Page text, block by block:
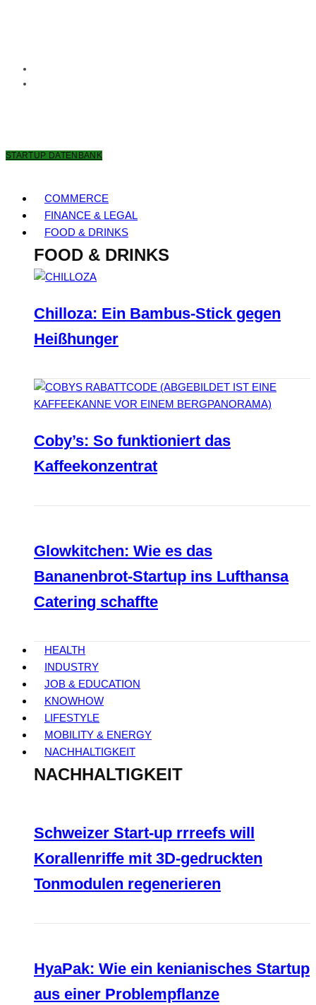
STARTUP DATENBANK
COMMERCE
FINANCE & LEGAL
FOOD & DRINKS
FOOD & DRINKS
Chilloza: Ein Bambus-Stick gegen
Heißhunger
Coby’s: So funktioniert das
Kaffeekonzentrat
Glowkitchen: Wie es das
Bananenbrot-Startup ins Lufthansa
Catering schaffte
HEALTH
INDUSTRY
JOB & EDUCATION
KNOWHOW
LIFESTYLE
MOBILITY & ENERGY
NACHHALTIGKEIT
NACHHALTIGKEIT
Schweizer Start-up rrreefs will
Korallenriffe mit 3D-gedruckten
Tonmodulen regenerieren
HyaPak: Wie ein kenianisches Startup
aus einer Problempflanze